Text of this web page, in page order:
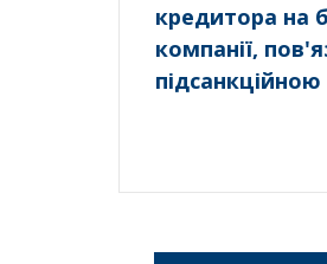
кредитора на
компанії,